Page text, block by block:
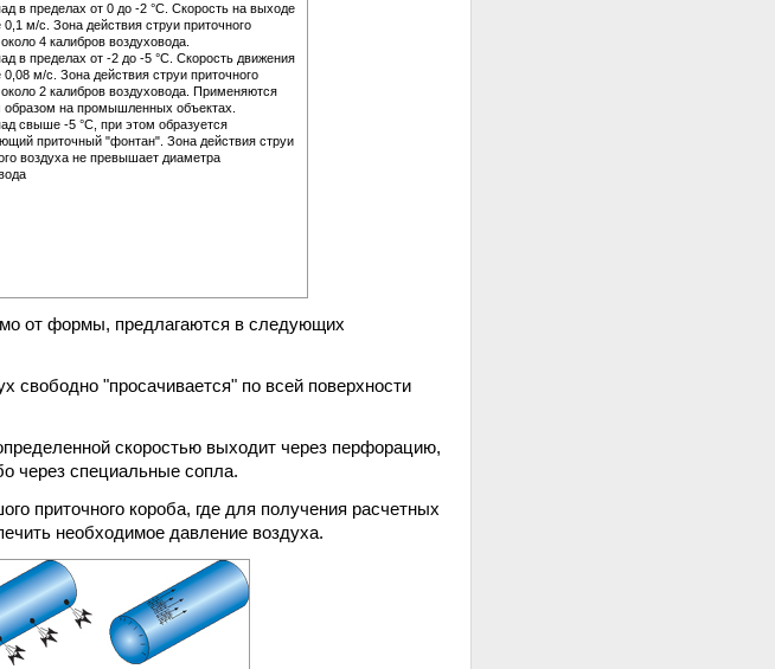
в пределах от 0 до -2 °С. Скорость на выходе
м/с. Зона действия струи приточного
4 калибров воздуховода.
в пределах от -2 до -5 °С. Скорость движения
м/с. Зона действия струи приточного
2 калибров воздуховода. Применяются
образом на промышленных объектах.
свыше -5 °С, при этом образуется
приточный "фонтан". Зона действия струи
воздуха не превышает диаметра
от формы, предлагаются в следующих
свободно "просачивается" по всей поверхности
скоростью выходит через перфорацию,
через специальные сопла.
приточного короба, где для получения расчетных
необходимое давление воздуха.